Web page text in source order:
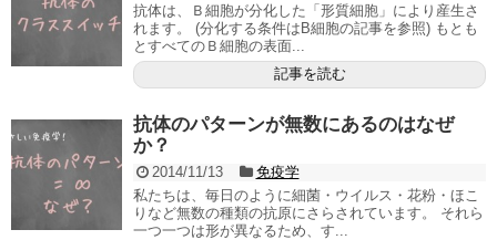
抗体は、Ｂ細胞が分化した「形質細胞」により産生さ
れます。 (分化する条件はB細胞の記事を参照) もとも
とすべてのＢ細胞の表面...
記事を読む
抗体のパターンが無数にあるのはなぜ
か？
2014/11/13
免疫学
私たちは、毎日のように細菌・ウイルス・花粉・ほこ
りなど無数の種類の抗原にさらされています。 それら
一つ一つは形が異なるため、す...